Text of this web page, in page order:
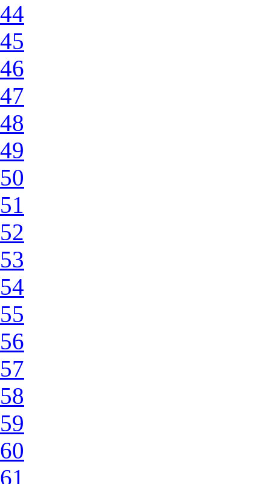
44
45
46
47
48
49
50
51
52
53
54
55
56
57
58
59
60
61